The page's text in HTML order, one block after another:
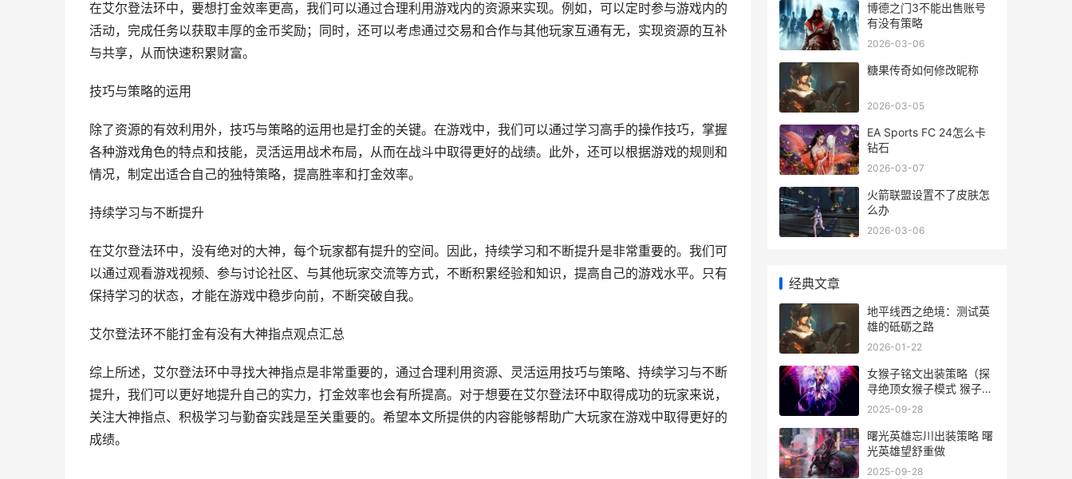
在艾尔登法环中，要想打金效率更高，我们可以通过合理利用游戏内的资源来实现。例如，可以定时参与游戏内的
活动，完成任务以获取丰厚的金币奖励；同时，还可以考虑通过交易和合作与其他玩家互通有无，实现资源的互补
与共享，从而快速积累财富。
技巧与策略的运用
除了资源的有效利用外，技巧与策略的运用也是打金的关键。在游戏中，我们可以通过学习高手的操作技巧，掌握
各种游戏角色的特点和技能，灵活运用战术布局，从而在战斗中取得更好的战绩。此外，还可以根据游戏的规则和
情况，制定出适合自己的独特策略，提高胜率和打金效率。
持续学习与不断提升
在艾尔登法环中，没有绝对的大神，每个玩家都有提升的空间。因此，持续学习和不断提升是非常重要的。我们可
以通过观看游戏视频、参与讨论社区、与其他玩家交流等方式，不断积累经验和知识，提高自己的游戏水平。只有
保持学习的状态，才能在游戏中稳步向前，不断突破自我。
艾尔登法环不能打金有没有大神指点观点汇总
综上所述，艾尔登法环中寻找大神指点是非常重要的，通过合理利用资源、灵活运用技巧与策略、持续学习与不断
提升，我们可以更好地提升自己的实力，打金效率也会有所提高。对于想要在艾尔登法环中取得成功的玩家来说，
关注大神指点、积极学习与勤奋实践是至关重要的。希望本文所提供的内容能够帮助广大玩家在游戏中取得更好的
成绩。
博德之门3不能出售账号
有没有策略
2026-03-06
糖果传奇如何修改昵称
2026-03-05
EA Sports FC 24怎么卡
钻石
2026-03-07
火箭联盟设置不了皮肤怎
么办
2026-03-06
经典文章
地平线西之绝境：测试英
雄的砥砺之路
2026-01-22
女猴子铭文出装策略（探
寻绝顶女猴子模式 猴子全
输出铭文
2025-09-28
曙光英雄忘川出装策略 曙
光英雄望舒重做
2025-09-28